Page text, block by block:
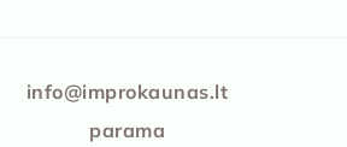
info@improkaunas.lt
parama